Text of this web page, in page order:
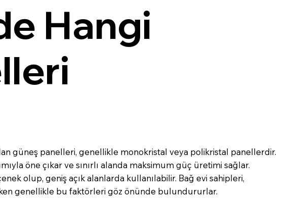
Hangi
güneş panelleri, genellikle monokristal veya polikristal panellerdir.
öne çıkar ve sınırlı alanda maksimum güç üretimi sağlar.
olup, geniş açık alanlarda kullanılabilir. Bağ evi sahipleri,
genellikle bu faktörleri göz önünde bulundururlar.